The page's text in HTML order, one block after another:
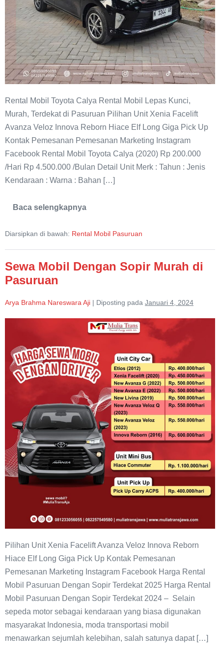
Rental Mobil Toyota Calya Rental Mobil Lepas Kunci,
Murah, Terdekat di Pasuruan Pilihan Unit Xenia Facelift
Avanza Veloz Innova Reborn Hiace Elf Long Giga Pick Up
Kontak Pemesanan Pemesanan Marketing Instagram
Facebook Rental Mobil Toyota Calya (2020) Rp 200.000
/Hari Rp 4.500.000 /Bulan Detail Unit Merk : Tahun : Jenis
Kendaraan : Warna : Bahan […]
Baca selengkapnya
Sewa
Murah
Pasuruan
Diarsipkan di bawah: Rental Mobil Pasuruan
Sewa Mobil Dengan Sopir Murah di
Pasuruan
Arya Brahma Nareswara Aji | Diposting pada Januari 4, 2024
Dengan
Sopir
Murah
Pasuruan
Pilihan Unit Xenia Facelift Avanza Veloz Innova Reborn
Hiace Elf Long Giga Pick Up Kontak Pemesanan
Pemesanan Marketing Instagram Facebook Harga Rental
Mobil Pasuruan Dengan Sopir Terdekat 2025 Harga Rental
Mobil Pasuruan Dengan Sopir Terdekat 2024 – Selain
sepeda motor sebagai kendaraan yang biasa digunakan
masyarakat Indonesia, moda transportasi mobil
menawarkan sejumlah kelebihan, salah satunya dapat […]